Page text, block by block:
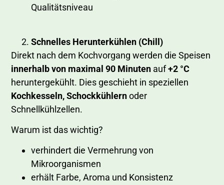
Qualitätsniveau
Schnelles Herunterkühlen (Chill)
Direkt nach dem Kochvorgang werden die Speisen
innerhalb von maximal 90 Minuten auf+2 °C
heruntergekühlt. Dies geschieht in speziellen
Kochkesseln, Schockkühlernoder
Schnellkühlzellen.
Warum ist das wichtig?
verhindert die Vermehrung von
Mikroorganismen
erhält Farbe, Aroma und Konsistenz